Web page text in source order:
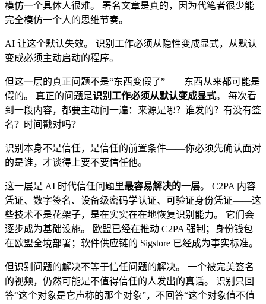
模仿一个具体人很难。 署名文章是真的，因为代笔者很少能
完全模仿一个人的思维节奏。
AI 让这个默认失效。 识别工作必须从隐性变成显式，从默认
变成必须主动启动的程序。
但这一层的真正问题不是“东西变假了”——东西从来都可能是
假的。 真正的问题是识别工作必须从默认变成显式。 每次看
到一段内容，都要主动问一遍：来源是哪？谁发的？有没有签
名？时间戳对吗？
识别本身不是信任，是信任的前置条件——你必须先确认面对
的是谁，才谈得上要不要信任他。
这一层是 AI 时代信任问题里最容易解决的一层。 C2PA 内容
凭证、数字签名、设备级密码学认证、可验证身份凭证——这
些技术不是花架子，是在实实在在地恢复识别能力。 它们会
逐步成为基础设施。 欧盟已经在推动 C2PA 强制；身份钱包
在欧盟全境部署；软件供应链的 Sigstore 已经成为事实标准。
但识别问题的解决不等于信任问题的解决。 一个被完美签名
的视频，仍然可能是不值得信任的人发出的真话。 识别只回
答“这个对象是它声称的那个对象”，不回答“这个对象值不值